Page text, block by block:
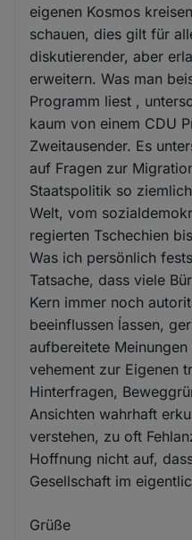
eigenen Kosmos
schauen, dies gilt für
diskutierender, aber
erweitern. Was man
Programm liest ,
kaum von einem CDU
Zweitausender. Es
auf Fragen zur
Staatspolitik so
Welt, vom
regierten Tschechien
Was ich persönlich
Tatsache, dass viele
Kern immer noch
beeinflussen ĺassen,
aufbereitete
vehement zur Eigenen
Hinterfragen,
Ansichten wahrhaft
verstehen, zu oft
Hoffnung nicht auf,
Gesellschaft im
Grüße